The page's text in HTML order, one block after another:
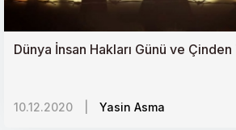
Dünya İnsan Hakları Günü ve
10.12.2020 Yasin Asma